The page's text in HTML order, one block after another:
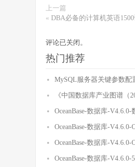
上一篇
« DBA必备的计算机英语1500
评论已关闭。
热门推荐
MySQL服务器关键参数
《中国数据库产业图谱（
OceanBase-数据库-V4.6.0-
OceanBase-数据库-V4.6.0-
OceanBase-数据库-V4.6.0-
OceanBase-数据库-V4.6.0-